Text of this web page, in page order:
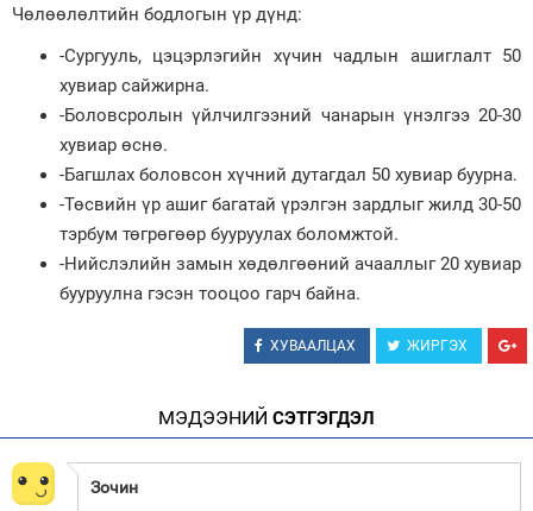
Чөлөөлөлтийн бодлогын үр дүнд:
-Сургууль, цэцэрлэгийн хүчин чадлын ашиглалт 50
хувиар сайжирна.
-Боловсролын үйлчилгээний чанарын үнэлгээ 20-30
хувиар өснө.
-Багшлах боловсон хүчний дутагдал 50 хувиар буурна.
-Төсвийн үр ашиг багатай үрэлгэн зардлыг жилд 30-50
тэрбум төгрөгөөр бууруулах боломжтой.
-Нийслэлийн замын хөдөлгөөний ачааллыг 20 хувиар
бууруулна гэсэн тооцоо гарч байна.
ХУВААЛЦАХ ЖИРГЭХ
МЭДЭЭНИЙ СЭТГЭГДЭЛ